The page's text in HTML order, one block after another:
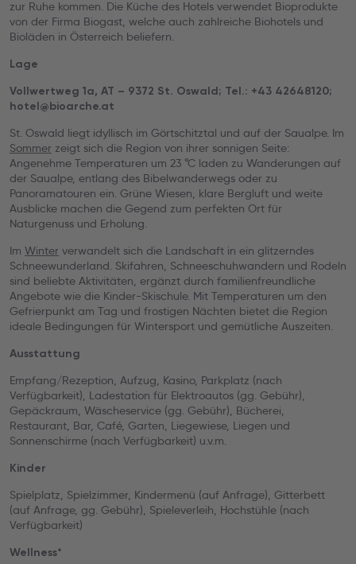
zur Ruhe kommen. Die Küche des Hotels verwendet Bioprodukte
von der Firma Biogast, welche auch zahlreiche Biohotels und
Bioläden in Österreich beliefern.
Lage
Vollwertweg 1a, AT – 9372 St. Oswald; Tel.: +43 42648120;
hotel@bioarche.at
St. Oswald liegt idyllisch im Görtschitztal und auf der Saualpe. Im
Sommer zeigt sich die Region von ihrer sonnigen Seite:
Angenehme Temperaturen um 23 °C laden zu Wanderungen auf
der Saualpe, entlang des Bibelwanderwegs oder zu
Panoramatouren ein. Grüne Wiesen, klare Bergluft und weite
Ausblicke machen die Gegend zum perfekten Ort für
Naturgenuss und Erholung.
Im Winter verwandelt sich die Landschaft in ein glitzerndes
Schneewunderland. Skifahren, Schneeschuhwandern und Rodeln
sind beliebte Aktivitäten, ergänzt durch familienfreundliche
Angebote wie die Kinder-Skischule. Mit Temperaturen um den
Gefrierpunkt am Tag und frostigen Nächten bietet die Region
ideale Bedingungen für Wintersport und gemütliche Auszeiten.
Ausstattung
Empfang/Rezeption, Aufzug, Kasino, Parkplatz (nach
Verfügbarkeit), Ladestation für Elektroautos (gg. Gebühr),
Gepäckraum, Wäscheservice (gg. Gebühr), Bücherei,
Restaurant, Bar, Café, Garten, Liegewiese, Liegen und
Sonnenschirme (nach Verfügbarkeit) u.v.m.
Kinder
Spielplatz, Spielzimmer, Kindermenü (auf Anfrage), Gitterbett
(auf Anfrage, gg. Gebühr), Spieleverleih, Hochstühle (nach
Verfügbarkeit)
Wellness*